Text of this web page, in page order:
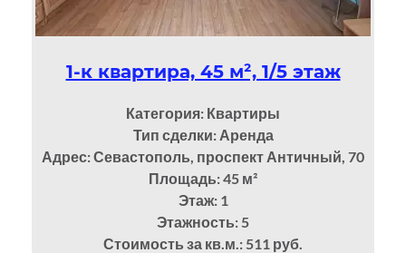
1-к квартира, 45 м², 1/5 этаж
Категория: Квартиры
Тип сделки: Аренда
Адрес: Севастополь, проспект Античный, 70
Площадь: 45 м²
Этаж: 1
Этажность: 5
Стоимость за кв.м.: 511 руб.